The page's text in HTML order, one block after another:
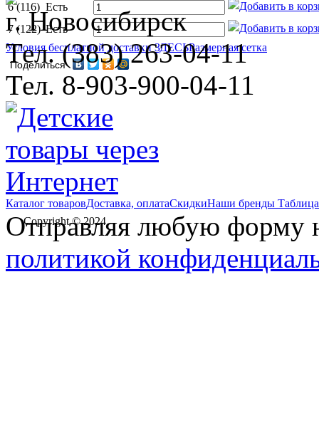
6 (116) Есть
7 (122) Есть
Условия бесплатной доставки ЗДЕСЬРазмерная сетка
Поделиться
г. Новосибирск
Тел. (383) 263-04-11
Тел. 8-903-900-04-11
Каталог товаровДоставка, оплатаСкидкиНаши бренды
Copyright © 2024
Отправляя любую форму
политикой